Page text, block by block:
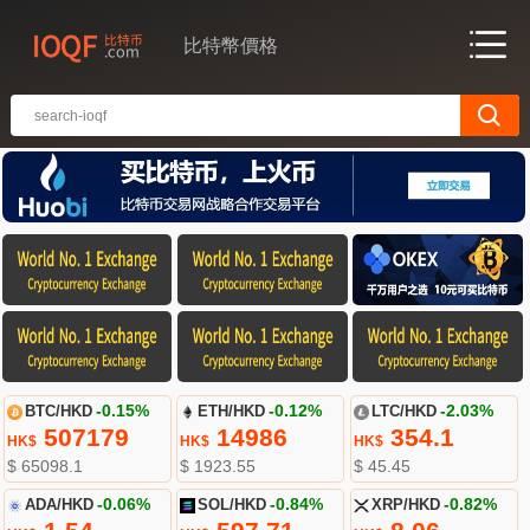
比特幣價格
BTC/HKD -0.15%
HK$507179
$ 65098.1
ETH/HKD -0.12%
HK$ 14986
$ 1923.55
LTC/HKD -2.03%
HK$354.1
$ 45.45
ADA/HKD -0.06% SOL/HKD -0.84% XRP/HKD -0.82%